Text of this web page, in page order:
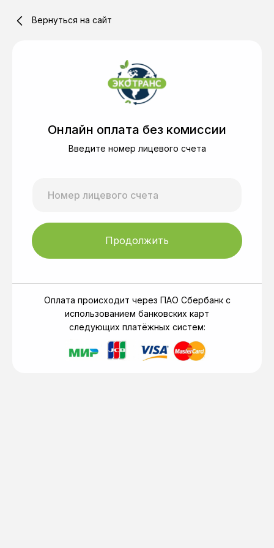
Вернуться на сайт
Онлайн оплата без комиссии
Введите номер лицевого счета
Номер лицевого счета
Продолжить
Оплата происходит через ПАО Сбербанк с
использованием банковских карт
следующих платёжных систем: